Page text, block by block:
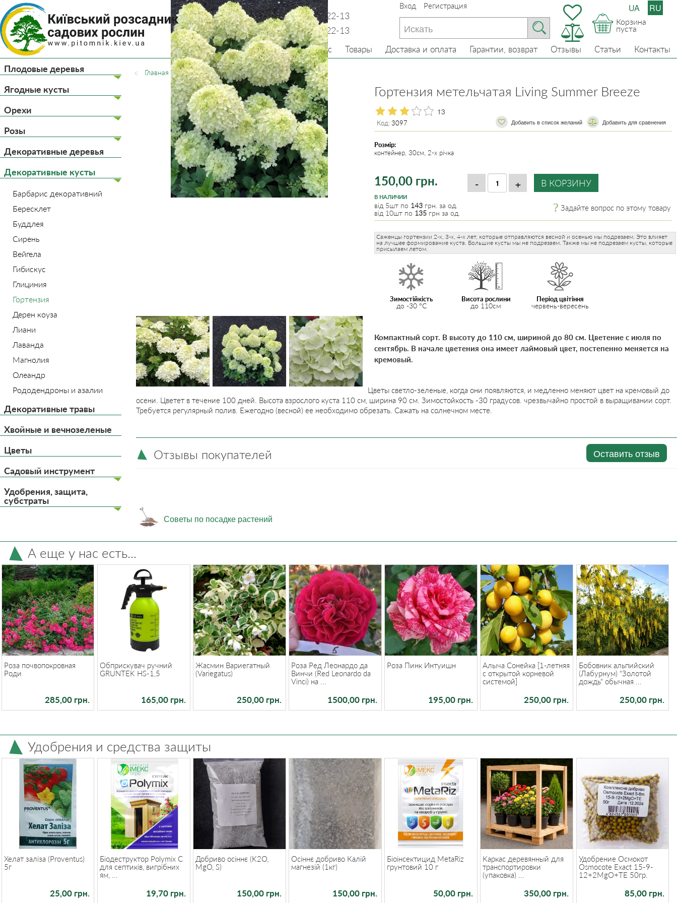
(044) 233-22-13
(097) 233-22-13
(093) 233-22-13
(099) 233-22-13
Вход Регистрация
Корзина
пуста
UA RU
Главная О нас Товары Доставка и оплата Гарантии, возврат Отзывы Статьи Контакты
Плодовые деревья
Ягодные кусты
Орехи
Розы
Декоративные деревья
Декоративные кусты
Барбарис декоративний
Бересклет
Буддлея
Сирень
Вейгела
Гибискус
Глициния
Гортензия
Дерен коуза
Лиани
Лаванда
Магнолия
Олеандр
Рододендроны и азалии
Декоративные травы
Хвойные и вечнозеленые
Цветы
Садовый инструмент
Удобрения, защита,
субстраты
Главная Декоративные кусты Гортензия
Гортензия метельчатая Living Summer Breeze
13
Код: 3097
150,00 грн.
Добавить в список желаний ​​Добавить для сравнения
Розмір:
контейнер, 30см, 2-х річка
В НАЛИЧИИ
від 5шт по 143 грн. за од.
від 10шт по 135 грн за од.
Задайте вопрос по этому товару
Саженцы гортензии 2-х, 3-х, 4-х лет, которые отправляются весной и осенью мы подрезаем. Это влияет
на лучшее формирование куста. Большие кусты мы не подрезаем. Также мы не подрезаем кусты, которые
присылаем летом.
Зимостійкість
до -30 °C
Висота рослини
до 110см
Період цвітіння
червень-вересень
Компактный сорт. В высоту до 110 см, шириной до 80 см. Цветение с июля по
сентябрь. В начале цветения она имеет лаймовый цвет, постепенно меняется на
кремовый.
Цветы светло-зеленые, когда они появляются, и медленно меняют цвет на кремовый до
осени. Цветет в течение 100 дней. Высота взрослого куста 110 см, ширина 90 см. Зимостойкость -30 градусов. чрезвычайно простой в выращивании сорт.
Требуется регулярный полив. Ежегодно (весной) ее необходимо обрезать. Сажать на солнечном месте.
Оставить отзыв
Отзывы покупателей
Советы по посадке растений
А еще у нас есть...
Роза почвопокровная
Роди
285,00 грн.
Обприскувач ручний
GRUNTEK HS-1,5
165,00 грн.
Жасмин Вариегатный
(Variegatus)
250,00 грн.
Роза Ред Леонардо да
Винчи (Red Leonardo da
Vinci) на ...
1500,00 грн.
Роза Пинк Интуишн
195,00 грн.
Алыча Сонейка [1-летняя
с открытой корневой
системой]
250,00 грн.
Бобовник альпийский
(Лабурнум) "Золотой
дождь" обычная ...
250,00 грн.
Удобрения и средства защиты
Хелат заліза (Proventus)
5г
25,00 грн.
Біодеструктор Polymix C
для септиків, вигрібних
ям, ...
19,70 грн.
Добриво осіннє (K2O,
MgO, S)
150,00 грн.
Осіннє добриво Калій
магнезій (1кг)
150,00 грн.
Біоінсектицид MetaRiz
грунтовий 10 г
50,00 грн.
Каркас деревянный для
транспортировки
(упаковка) ...
350,00 грн.
Удобрение Осмокот
Osmocote Exact 15-9-
12+2MgO+TE 50гр.
85,00 грн.